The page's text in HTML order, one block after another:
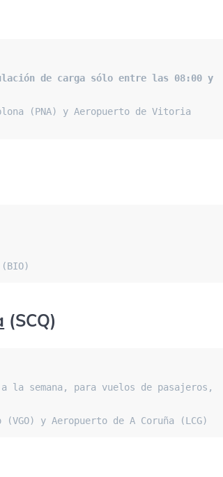
de carga sólo entre las 08:00 y
(PNA) y Aeropuerto de Vitoria
(SCQ)
y Aeropuerto de A Coruña (LCG)